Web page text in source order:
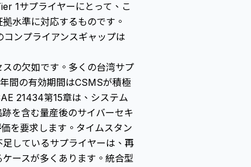
1サプライヤーにとって、こ
水準に対応するものです。
ンプライアンスギャップは
の欠如です。多くの台湾サプ
間の有効期間はCSMSが積極
21434第15章は、システム
を含む量産後のサイバーセキ
を要求します。タイムスタン
しているサプライヤーは、再
ースが多くあります。統合型